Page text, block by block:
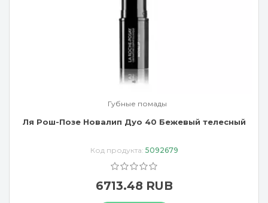
Губные помады
Ля Рош-Позе Новалип Дуо 40 Бежевый телесный
Код продукта: 5092679
6713.48 RUB